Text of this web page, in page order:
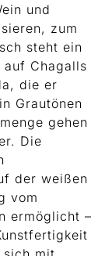
und
zum
steht ein
auf Chagalls
die er
Grautönen
gehen
Die
der weißen
vom
ermöglicht –